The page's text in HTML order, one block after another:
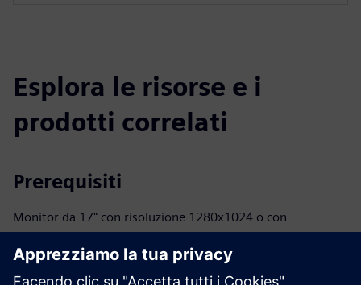
Esplora le risorse e i
prodotti correlati
Prerequisiti
Monitor da 17" con risoluzione 1280x1024 o con
1920x1080 Full HD
Processore INTEL® Core™ i3 (o equivalente) a 32 o 64 bit o
INTEL® Core™ i7